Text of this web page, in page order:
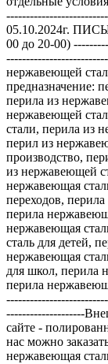
05.10.2024г.
00 до 20-00)
нержавеющей
предназначение:
перила из
нержавеющей
стали, перила из
перил из
производство,
из нержавеющей
нержавеющая
переходов,
перила
нержавеющая
сталь для детей,
нержавеющая
для школ, перила
перила
--------------------
сайте -
нас можно
нержавеющая